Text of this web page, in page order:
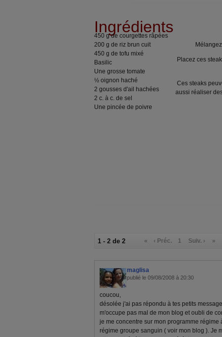
Ingrédients
450 g de courgettes râpées
200 g de riz brun cuit
450 g de tofu mixé
Basilic
Une grosse tomate
½ oignon haché
2 gousses d'ail hachées
2 c. à c. de sel
Une pincée de poivre
Placez ces
Ces steaks
aussi réaliser
1 - 2 de 2 « ‹ Préc. 1 Suiv. › »
maglisa
publié le 09/08/2008 à 20:30
coucou,
désolée j'ai pas répondu à tes petits
m'occupe pas mal de mon blog et oubli de
je me concentre sur mon programme régime
régime groupe sanguin ( voir mon blog ). Je